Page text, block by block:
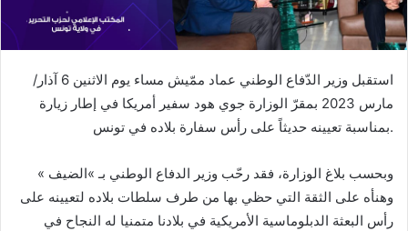
استقبل وزير الدّفاع الوطني عماد ممّيش مساء يوم الاثنين 6 آذار/
مارس 2023 بمقرّ الوزارة جوي هود سفير أمريكا في إطار زيارة
بمناسبة تعيينه حديثاً على رأس سفارة بلاده في تونس.
وبحسب بلاغ الوزارة، فقد رحّب وزير الدفاع الوطني بـ »الضيف »
وهنأه على الثقة التي حظي بها من طرف سلطات بلاده لتعيينه على
رأس البعثة الدبلوماسية الأمريكية في بلادنا متمنيا له النجاح في